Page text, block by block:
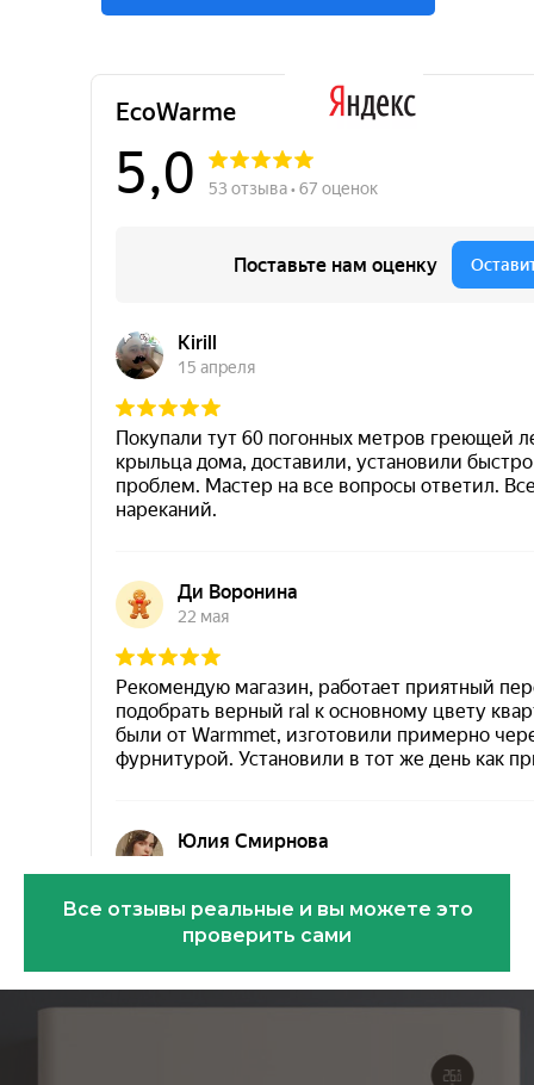
Эковарме на карте Санкт‑Петербурга —
Все отзывы реальные и вы можете это
проверить сами